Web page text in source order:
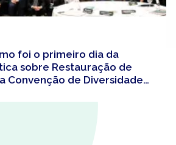
foi o primeiro dia da
sobre Restauração de
Convenção de Diversidade